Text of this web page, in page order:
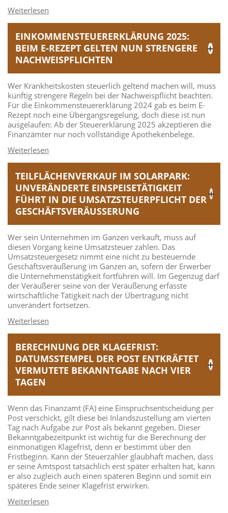
EINKOMMENSTEUERERKLÄRUNG 2025:
BEIM E-REZEPT GELTEN NUN STRENGERE
NACHWEISPFLICHTEN
Wer Krankheitskosten steuerlich geltend machen will, muss
künftig strengere Regeln bei der Nachweispflicht beachten.
Für die Einkommensteuererklärung 2024 gab es beim E-
Rezept noch eine Übergangsregelung, doch diese ist nun
ausgelaufen: Ab der Steuererklärung 2025 akzeptieren die
Finanzämter nur noch vollständige Apothekenbelege.
TEILFLÄCHENVERKAUF IM SOLARPARK:
UNVERÄNDERTE EINSPEISETÄTIGKEIT
FÜHRT IN DIE UMSATZSTEUERPFLICHT DER
GESCHÄFTSVERÄUSSERUNG
Wer sein Unternehmen im Ganzen verkauft, muss auf
diesen Vorgang keine Umsatzsteuer zahlen. Das
Umsatzsteuergesetz nimmt eine nicht zu besteuernde
Geschäftsveräußerung im Ganzen an, sofern der Erwerber
die Unternehmenstätigkeit fortführen will. Im Gegenzug darf
der Veräußerer seine von der Veräußerung erfasste
wirtschaftliche Tätigkeit nach der Übertragung nicht
unverändert fortsetzen.
BERECHNUNG DER KLAGEFRIST:
DATUMSSTEMPEL DER POST ENTKRÄFTET
VERMUTETE BEKANNTGABE NACH VIER
TAGEN
Wenn das Finanzamt (FA) eine Einspruchsentscheidung per
Post verschickt, gilt diese bei Inlandszustellung am vierten
Tag nach Aufgabe zur Post als bekannt gegeben. Dieser
Bekanntgabezeitpunkt ist wichtig für die Berechnung der
einmonatigen Klagefrist, denn er bestimmt über den
Fristbeginn. Kann der Steuerzahler glaubhaft machen, dass
er seine Amtspost tatsächlich erst später erhalten hat, kann
er also zugleich auch einen späteren Beginn und somit ein
späteres Ende seiner Klagefrist erwirken.